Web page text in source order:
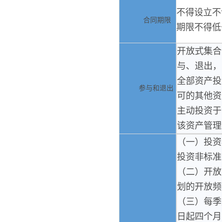
合同期限
不得设立
期限不得
参与和退出
开放式集
与、退出
全部资产
可的其他
主动投资
该资产管
（一）投
投资非标
（二）开
划的开放
（三）每
日起四个